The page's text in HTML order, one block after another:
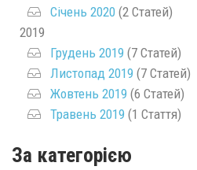
Січень 2020 (2 Статей)
2019
Грудень 2019 (7 Статей)
Листопад 2019 (7 Статей)
Жовтень 2019 (6 Статей)
Травень 2019 (1 Стаття)
За категорією